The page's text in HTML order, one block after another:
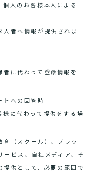
人のお客様本人による
者へ情報が提供されま
者に代わって登録情報を
トへの回答時
様に代わって提供をする場
育（スクール）、プラッ
ービス、自社メディア、そ
提供として、必要の範囲で